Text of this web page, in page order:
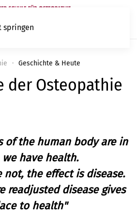
springen
Geschichte & Heute
der Osteopathie
of the human body are in
we have health.
not, the effect is disease.
readjusted disease gives
to health"